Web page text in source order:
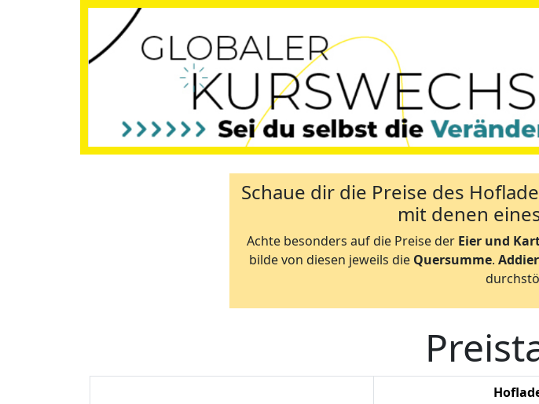
Schaue dir die Preise des
mit denen
Achte besonders auf die Preise der Eier und
bilde von diesen jeweils die Quersumme.